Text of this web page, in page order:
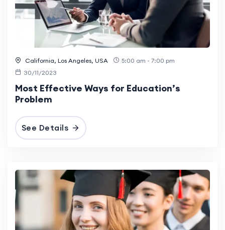
California, Los Angeles, USA
5:00 am - 7:00 pm
30/11/2023
Most Effective Ways for Education’s
Problem
See Details